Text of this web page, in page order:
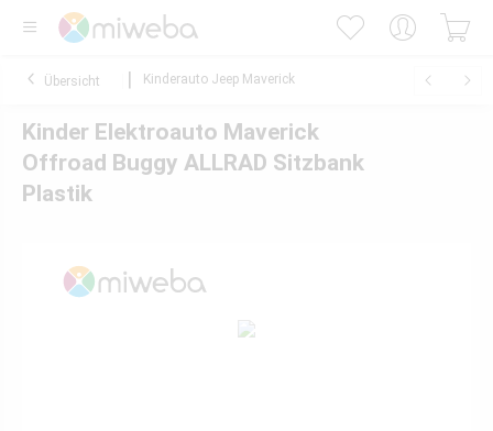
Übersicht Kinderauto Jeep Maverick
Kinder Elektroauto Maverick
Offroad Buggy ALLRAD Sitzbank
Plastik